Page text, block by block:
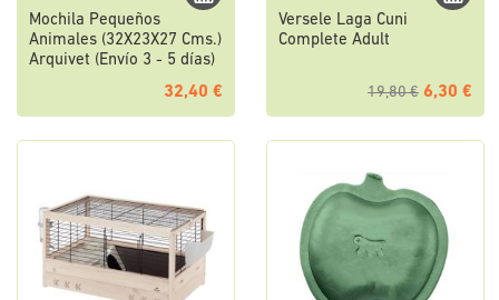
Mochila Pequeños
Animales (32X23X27 Cms.)
Arquivet (Envío 3 - 5 días)
32,40 €
Versele Laga Cuni
Complete Adult
19,80 € 6,30 €